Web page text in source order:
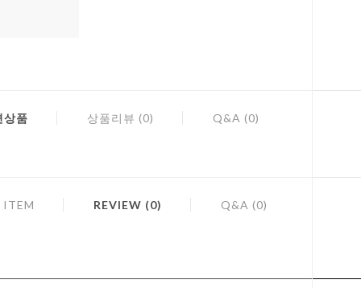
상품 상품리뷰 (0) Q&A (0)
ITEM REVIEW (0) Q&A (0)